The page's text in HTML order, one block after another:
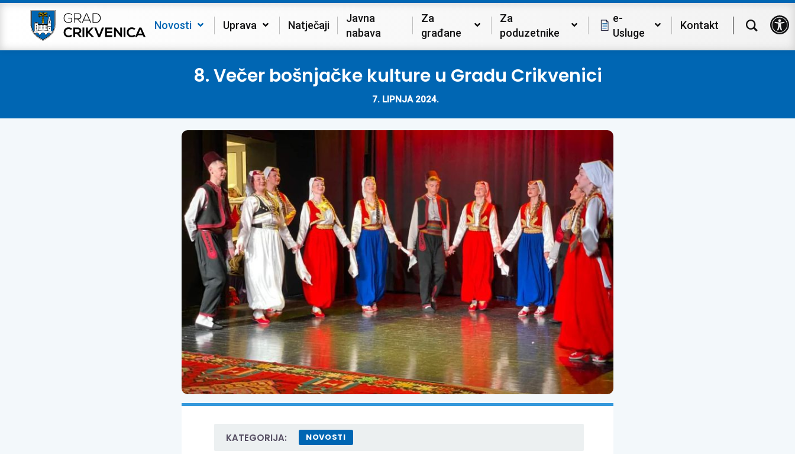
Novosti Uprava Natječaji
Javna
nabava
Za
građane
Za
poduzetnike
e-
Usluge
Kontakt
8. Večer bošnjačke kulture u Gradu Crikvenici
7. LIPNJA 2024.
KATEGORIJA: NOVOSTI